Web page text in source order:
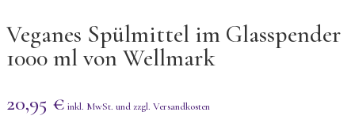
Veganes Spülmittel im Glasspender
1000 ml von Wellmark
20,95 €